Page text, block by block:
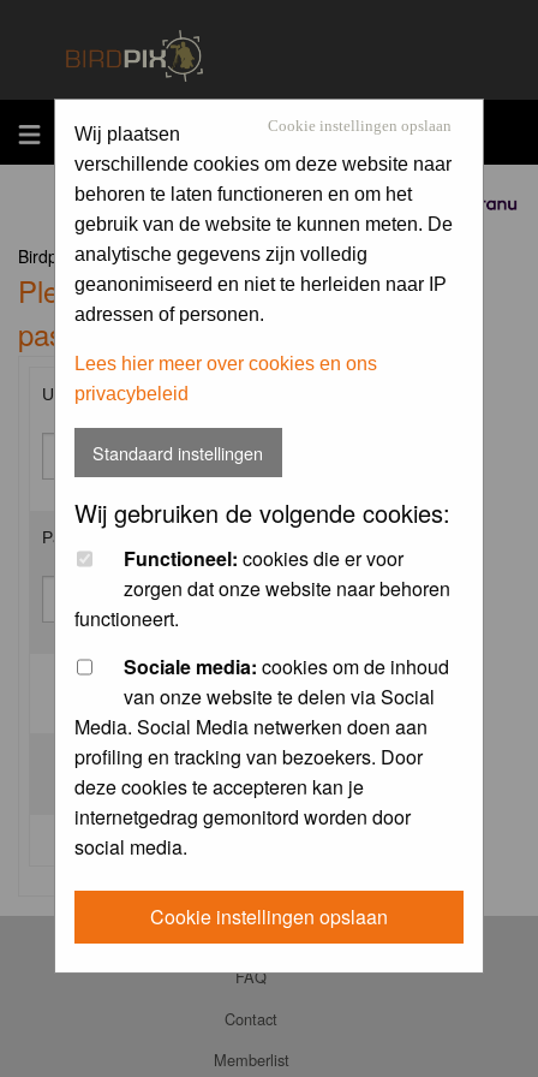
MENU
Sponsored by
Cookie instellingen opslaan
Wij plaatsen
verschillende cookies om deze website naar
behoren te laten functioneren en om het
gebruik van de website te kunnen meten. De
analytische gegevens zijn volledig
geanonimiseerd en niet te herleiden naar IP
adressen of personen.
Lees hier meer over cookies en ons
privacybeleid
Standaard instellingen
Wij gebruiken de volgende cookies:
Functioneel: cookies die er voor
zorgen dat onze website naar behoren
functioneert.
Sociale media: cookies om de inhoud
van onze website te delen via Social
Media. Social Media netwerken doen aan
profiling en tracking van bezoekers. Door
deze cookies te accepteren kan je
internetgedrag gemonitord worden door
social media.
Cookie instellingen opslaan
Birdpix.nl Forum Index
Please enter your username and
password to log in.
Username:
Password:
Log me on automatically each visit:
I forgot my password
FAQ
Contact
Memberlist